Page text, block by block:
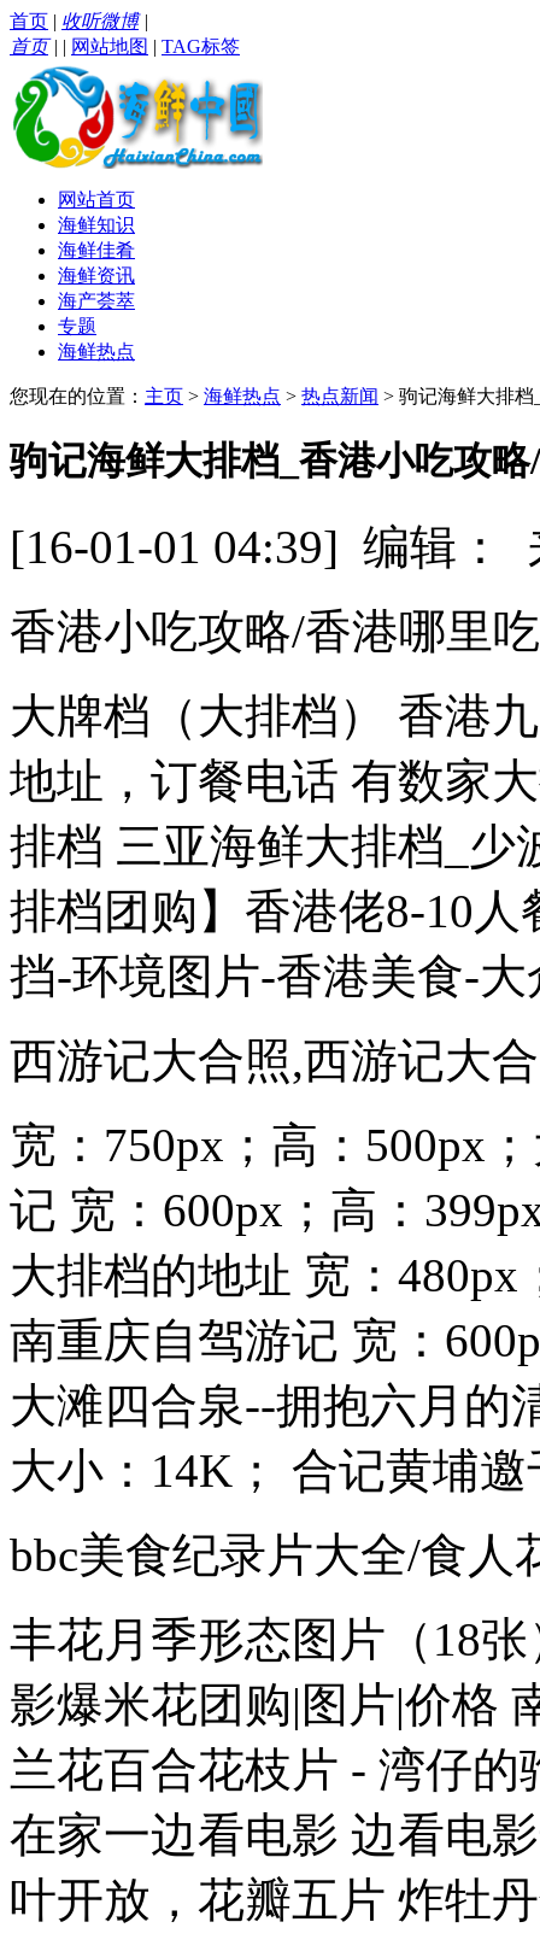
首页 | 收听微博|
首页| | 网站地图 | TAG标签
网站首页
海鲜知识
海鲜佳肴
海鲜资讯
海产荟萃
专题
海鲜热点
您现在的位置： 主页 > 海鲜热点 > 热点新闻 > 驹记海鲜大排
驹记海鲜大排档_香港小吃攻
[16-01-01 04:39] 编辑
香港小吃攻略/香港哪里
大牌档（大排档） 香港
地址，订餐电话 有数家
排档 三亚海鲜大排档_少
排档团购】香港佬8-10
挡-环境图片-香港美食-
西游记大合照,西游记大
宽：750px；高：500px
记 宽：600px；高：
大排档的地址 宽：
南重庆自驾游记 宽：
大滩四合泉--拥抱六月的
大小：14K； 合记黄埔邀
bbc美食纪录片大全/食
丰花月季形态图片（18
影爆米花团购|图片|价格
兰花百合花枝片 - 湾仔
在家一边看电影 边看电
叶开放，花瓣五片 炸牡